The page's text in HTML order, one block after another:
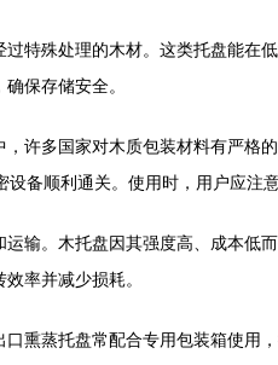
特殊处理的木材。这类托盘能
保存储安全。
许多国家对木质包装材料有严
备顺利通关。使用时，用户应注
输。木托盘因其强度高、成本
率并减少损耗。
熏蒸托盘常配合专用包装箱使